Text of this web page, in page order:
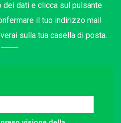
dei dati e clicca sul pulsante
il tuo indirizzo mail
sulla tua casella di posta.